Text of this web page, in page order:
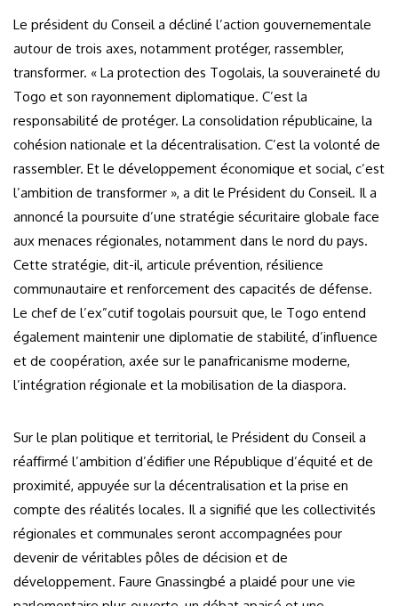
Le président du Conseil a décliné l’action gouvernementale
autour de trois axes, notamment protéger, rassembler,
transformer. « La protection des Togolais, la souveraineté du
Togo et son rayonnement diplomatique. C’est la
responsabilité de protéger. La consolidation républicaine, la
cohésion nationale et la décentralisation. C’est la volonté de
rassembler. Et le développement économique et social, c’est
l’ambition de transformer », a dit le Président du Conseil. Il a
annoncé la poursuite d’une stratégie sécuritaire globale face
aux menaces régionales, notamment dans le nord du pays.
Cette stratégie, dit-il, articule prévention, résilience
communautaire et renforcement des capacités de défense.
Le chef de l’ex”cutif togolais poursuit que, le Togo entend
également maintenir une diplomatie de stabilité, d’influence
et de coopération, axée sur le panafricanisme moderne,
l’intégration régionale et la mobilisation de la diaspora.
Sur le plan politique et territorial, le Président du Conseil a
réaffirmé l’ambition d’édifier une République d’équité et de
proximité, appuyée sur la décentralisation et la prise en
compte des réalités locales. Il a signifié que les collectivités
régionales et communales seront accompagnées pour
devenir de véritables pôles de décision et de
développement. Faure Gnassingbé a plaidé pour une vie